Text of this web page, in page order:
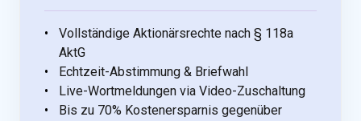
Vollständige Aktionärsrechte nach § 118a
AktG
Echtzeit-Abstimmung & Briefwahl
Live-Wortmeldungen via Video-Zuschaltung
Bis zu 70% Kostenersparnis gegenüber